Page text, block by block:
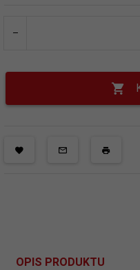
OPIS PRODUKTU